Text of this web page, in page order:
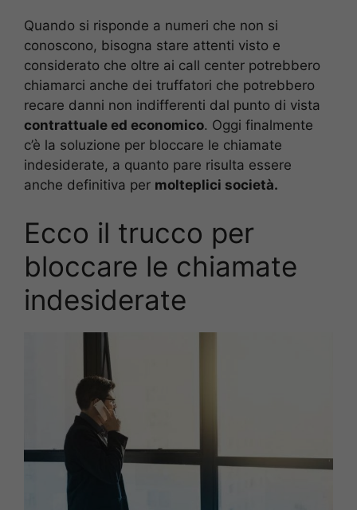
Quando si risponde a numeri che non si
conoscono, bisogna stare attenti visto e
considerato che oltre ai call center potrebbero
chiamarci anche dei truffatori che potrebbero
recare danni non indifferenti dal punto di vista
contrattuale ed economico. Oggi finalmente
c’è la soluzione per bloccare le chiamate
indesiderate, a quanto pare risulta essere
anche definitiva per molteplici società.
Ecco il trucco per
bloccare le chiamate
indesiderate